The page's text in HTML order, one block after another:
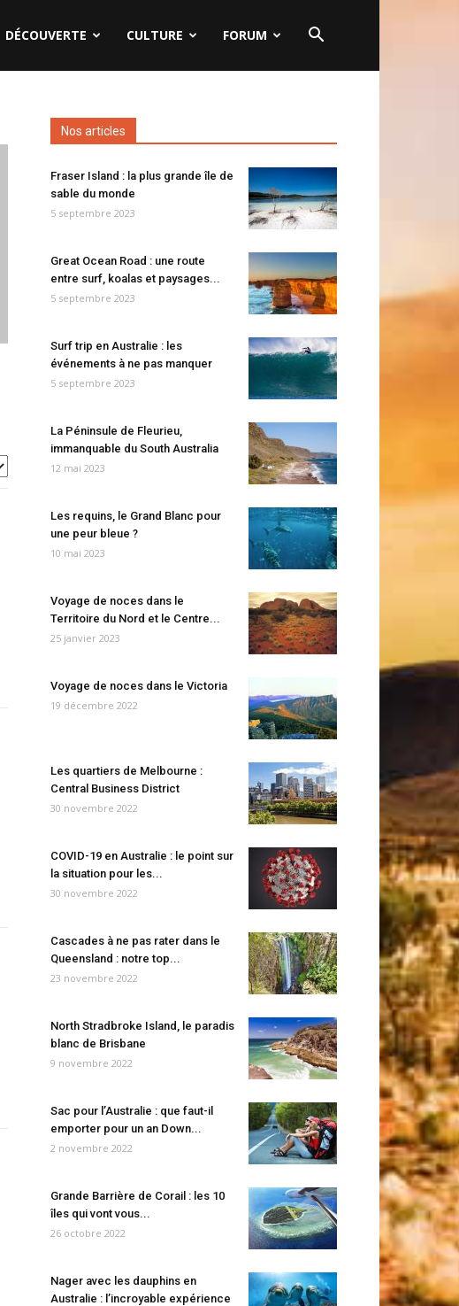
DÉCOUVERTE CULTURE FORUM
Nos articles
Fraser Island : la plus grande île de
sable du monde
5 septembre 2023
Great Ocean Road : une route
entre surf, koalas et paysages...
5 septembre 2023
Surf trip en Australie : les
événements à ne pas manquer
5 septembre 2023
La Péninsule de Fleurieu,
immanquable du South Australia
12 mai 2023
Les requins, le Grand Blanc pour
une peur bleue ?
10 mai 2023
Voyage de noces dans le
Territoire du Nord et le Centre...
25 janvier 2023
Voyage de noces dans le Victoria
19 décembre 2022
Les quartiers de Melbourne :
Central Business District
30 novembre 2022
COVID-19 en Australie : le point sur
la situation pour les...
30 novembre 2022
Cascades à ne pas rater dans le
Queensland : notre top...
23 novembre 2022
North Stradbroke Island, le paradis
blanc de Brisbane
9 novembre 2022
Sac pour l’Australie : que faut-il
emporter pour un an Down...
2 novembre 2022
Grande Barrière de Corail : les 10
îles qui vont vous...
26 octobre 2022
Nager avec les dauphins en
Australie : l’incroyable expérience